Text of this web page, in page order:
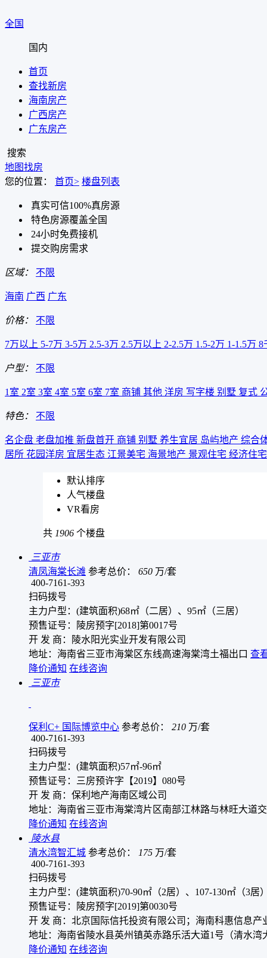
全国
国内
首页
查找新房
海南房产
广西房产
广东房产
搜索
地图找房
您的位置：
首页> 楼盘列表
真实可信100%真房源
特色房源覆盖全国
24小时免费接机
提交购房需求
区域： 不限
海南 广西 广东
价格： 不限
7万以上 5-7万 3-5万 2.5-3万 2.5万以上 2-2.5万 1.5-2万 1-1.5万 8
户型： 不限
1室 2室 3室 4室 5室 6室 7室 商铺 其他 洋房 写字楼 别墅 复式
特色： 不限
名企盘 老盘加推 新盘首开 商铺 别墅 养生宜居 岛屿地产 综合
居所 花园洋房 宜居生态 江景美宅 海景地产 景观住宅 经济住
默认排序
人气楼盘
VR看房
共 1906 个楼盘
三亚市
清凤海棠长滩 参考总价： 650 万/套
400-7161-393
扫码拨号
主力户型：(建筑面积)68㎡（二居）、95㎡（三居）
预售证号：陵房预字[2018]第0017号
开 发 商：陵水阳光实业开发有限公司
地址：海南省三亚市海棠区东线高速海棠湾土福出口 查
降价通知 在线咨询
三亚市
保利C+ 国际博览中心 参考总价： 210 万/套
400-7161-393
扫码拨号
主力户型：(建筑面积)57㎡-96㎡
预售证号：三房预许字【2019】080号
开 发 商：保利地产海南区域公司
地址：海南省三亚市海棠湾片区南部江林路与林旺大道
降价通知 在线咨询
陵水县
清水湾智汇城 参考总价： 175 万/套
400-7161-393
扫码拨号
主力户型：(建筑面积)70-90㎡（2居）、107-130㎡（3居
预售证号：陵房预字[2019]第0030号
开 发 商：北京国际信托投资有限公司；海南科惠信息产
地址：海南省陵水县英州镇英赤路乐活大道1号（清水湾
降价通知 在线咨询